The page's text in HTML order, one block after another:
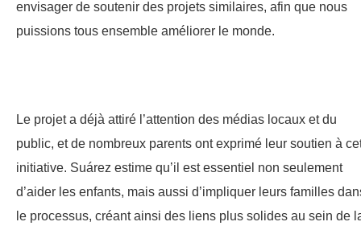
envisager de soutenir des projets similaires, afin que nous
puissions tous ensemble améliorer le monde.
Le projet a déjà attiré l’attention des médias locaux et du
public, et de nombreux parents ont exprimé leur soutien à
initiative. Suárez estime qu’il est essentiel non seulement
d’aider les enfants, mais aussi d’impliquer leurs familles
le processus, créant ainsi des liens plus solides au sein de